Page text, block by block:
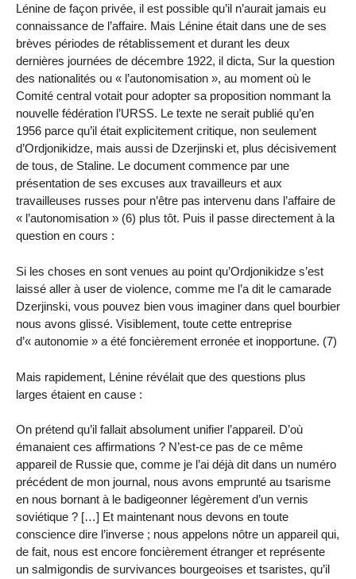
Lénine de façon privée, il est possible qu’il n’aurait jamais eu
connaissance de l’affaire. Mais Lénine était dans une de ses
brèves périodes de rétablissement et durant les deux
dernières journées de décembre 1922, il dicta, Sur la question
des nationalités ou « l’autonomisation », au moment où le
Comité central votait pour adopter sa proposition nommant la
nouvelle fédération l’URSS. Le texte ne serait publié qu’en
1956 parce qu’il était explicitement critique, non seulement
d’Ordjonikidze, mais aussi de Dzerjinski et, plus décisivement
de tous, de Staline. Le document commence par une
présentation de ses excuses aux travailleurs et aux
travailleuses russes pour n’être pas intervenu dans l’affaire de
« l’autonomisation » (6) plus tôt. Puis il passe directement à la
question en cours :
Si les choses en sont venues au point qu’Ordjonikidze s’est
laissé aller à user de violence, comme me l’a dit le camarade
Dzerjinski, vous pouvez bien vous imaginer dans quel bourbier
nous avons glissé. Visiblement, toute cette entreprise
d’« autonomie » a été foncièrement erronée et inopportune. (7)
Mais rapidement, Lénine révélait que des questions plus
larges étaient en cause :
On prétend qu’il fallait absolument unifier l’appareil. D’où
émanaient ces affirmations ? N’est-ce pas de ce même
appareil de Russie que, comme je l’ai déjà dit dans un numéro
précédent de mon journal, nous avons emprunté au tsarisme
en nous bornant à le badigeonner légèrement d’un vernis
soviétique ? […] Et maintenant nous devons en toute
conscience dire l’inverse ; nous appelons nôtre un appareil qui,
de fait, nous est encore foncièrement étranger et représente
un salmigondis de survivances bourgeoises et tsaristes, qu’il